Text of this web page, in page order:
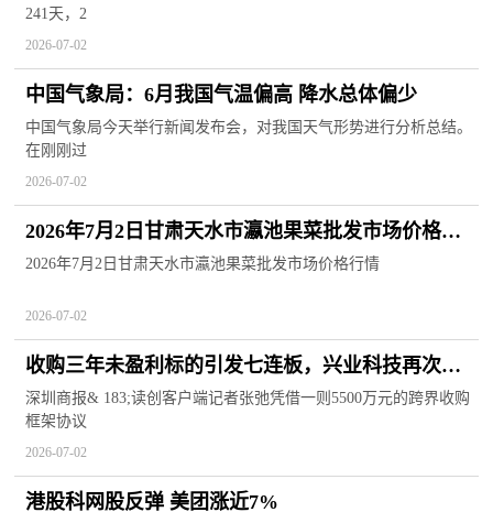
241天，2
2026-07-02
中国气象局：6月我国气温偏高 降水总体偏少
中国气象局今天举行新闻发布会，对我国天气形势进行分析总结。
在刚刚过
2026-07-02
2026年7月2日甘肃天水市瀛池果菜批发市场价格行
情 今日关注
2026年7月2日甘肃天水市瀛池果菜批发市场价格行情
2026-07-02
收购三年未盈利标的引发七连板，兴业科技再次公
告自揭多重“硬伤”，股价连续跌停
深圳商报& 183;读创客户端记者张弛凭借一则5500万元的跨界收购
框架协议
2026-07-02
港股科网股反弹 美团涨近7%